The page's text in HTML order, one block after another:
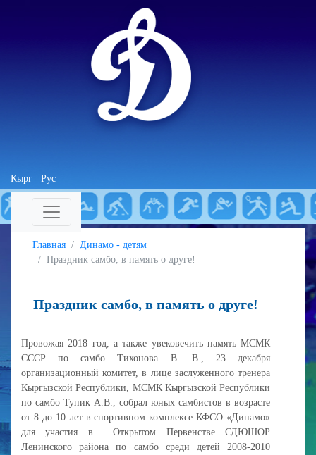
Кырг Рус
Главная
Динамо - детям
Праздник самбо, в память о друге!
Праздник самбо, в память о друге!
Провожая 2018 год, а также увековечить память МСМК
СССР по самбо Тихонова В. В., 23 декабря
организационный комитет, в лице заслуженного тренера
Кыргызской Республики, МСМК Кыргызской Республики
по самбо Тупик А.В., собрал юных самбистов в возрасте
от 8 до 10 лет в спортивном комплексе КФСО «Динамо»
для участия в Открытом Первенстве СДЮШОР
Ленинского района по самбо среди детей 2008-2010